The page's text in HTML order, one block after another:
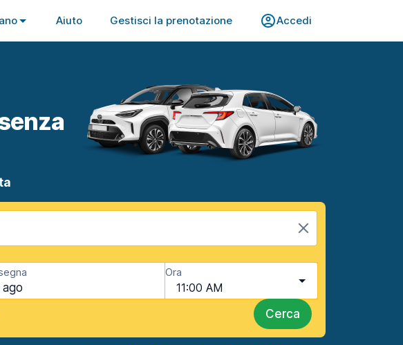
Aiuto Gestisci la prenotazione Accedi
ago
Ora
11:00 AM
Cerca